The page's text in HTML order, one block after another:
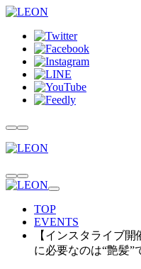
TOP
EVENTS
【インスタライブ開
に必要なのは“艶髪”